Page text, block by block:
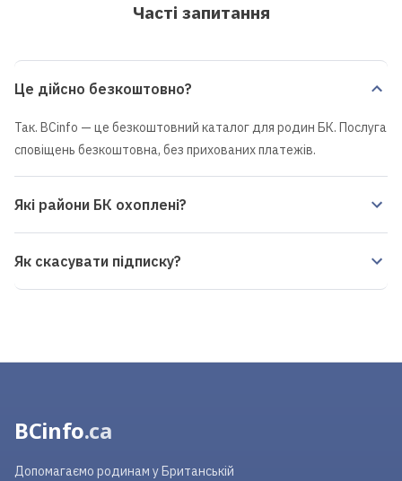
Часті запитання
Це дійсно безкоштовно?
Так. BCinfo — це безкоштовний каталог для родин БК. Послуга
сповіщень безкоштовна, без прихованих платежів.
Які райони БК охоплені?
Як скасувати підписку?
BCinfo.ca
Допомагаємо родинам у Британській